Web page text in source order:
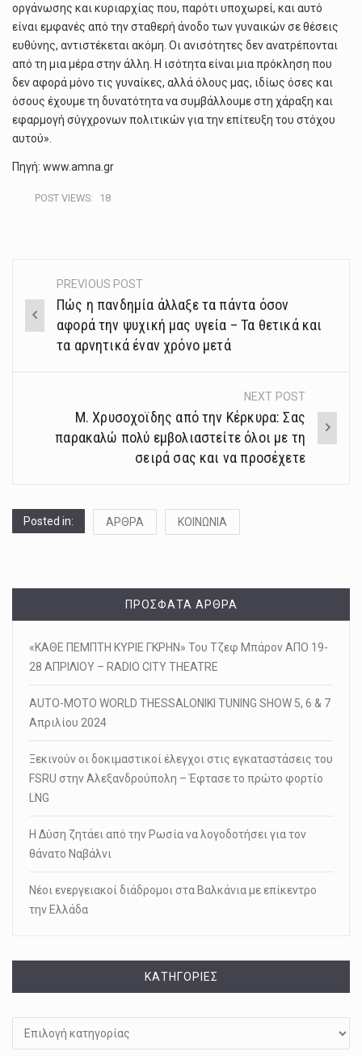
οργάνωσης και κυριαρχίας που, παρότι υποχωρεί, και αυτό
είναι εμφανές από την σταθερή άνοδο των γυναικών σε θέσεις
ευθύνης, αντιστέκεται ακόμη. Oι ανισότητες δεν ανατρέπονται
από τη μια μέρα στην άλλη. Η ισότητα είναι μια πρόκληση που
δεν αφορά μόνο τις γυναίκες, αλλά όλους μας, ιδίως όσες και
όσους έχουμε τη δυνατότητα να συμβάλλουμε στη χάραξη και
εφαρμογή σύγχρονων πολιτικών για την επίτευξη του στόχου
αυτού».
Πηγή: www.amna.gr
POST VIEWS: 18
Post
navigation
PREVIOUS POST
Πώς η πανδημία άλλαξε τα πάντα όσον
αφορά την ψυχική μας υγεία – Τα θετικά και
τα αρνητικά έναν χρόνο μετά
NEXT POST
Μ. Χρυσοχοϊδης από την Κέρκυρα: Σας
παρακαλώ πολύ εμβολιαστείτε όλοι με τη
σειρά σας και να προσέχετε
Posted in: ΑΡΘΡΑ ΚΟΙΝΩΝΙΑ
ΠΡΌΣΦΑΤΑ ΆΡΘΡΑ
«ΚΑΘΕ ΠΕΜΠΤΗ ΚΥΡΙΕ ΓΚΡΗΝ» Του Τζεφ Μπάρον ΑΠΟ 19-
28 ΑΠΡΙΛΙΟΥ – RADIO CITY THEATRE
AUTO-MOTO WORLD THESSALONIKI TUNING SHOW 5, 6 & 7
Απριλίου 2024
Ξεκινούν οι δοκιμαστικοί έλεγχοι στις εγκαταστάσεις του
FSRU στην Αλεξανδρούπολη – Έφτασε το πρώτο φορτίο
LNG
Η Δύση ζητάει από την Ρωσία να λογοδοτήσει για τον
θάνατο Ναβάλνι
Νέοι ενεργειακοί διάδρομοι στα Βαλκάνια με επίκεντρο
την Ελλάδα
KΑΤΗΓΟΡΊΕΣ